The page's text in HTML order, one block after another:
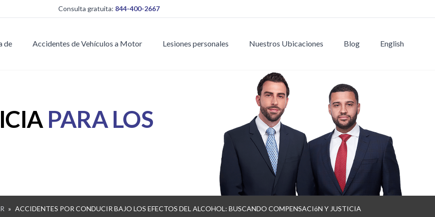
Consulta gratuita: 844-400-2667
de Accidentes de Vehículos a Motor Lesiones personales Nuestros Ubicaciones Blog English
PARA LOS
» ACCIDENTES POR CONDUCIR BAJO LOS EFECTOS DEL ALCOHOL: BUSCANDO COMPENSACIóN Y JUSTICIA